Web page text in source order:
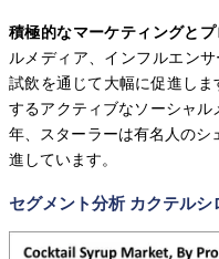
積極的なマーケティングと
ルメディア、インフルエン
試飲を通じて大幅に促進し
するアクティブなソーシャ
年、スターラーは有名人の
進しています。
セグメント分析 カクテルシ